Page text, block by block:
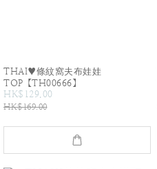
THAI♥條紋窩夫布娃娃
TOP【TH00666】
HK$129.00
HK$169.00